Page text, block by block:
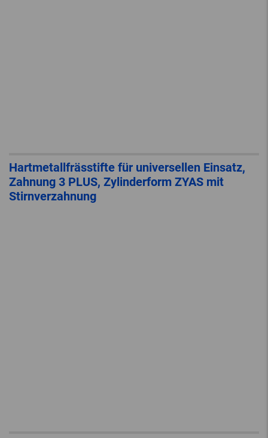
Hartmetallfrässtifte für universellen Einsatz,
Zahnung 3 PLUS, Zylinderform ZYAS mit
Stirnverzahnung